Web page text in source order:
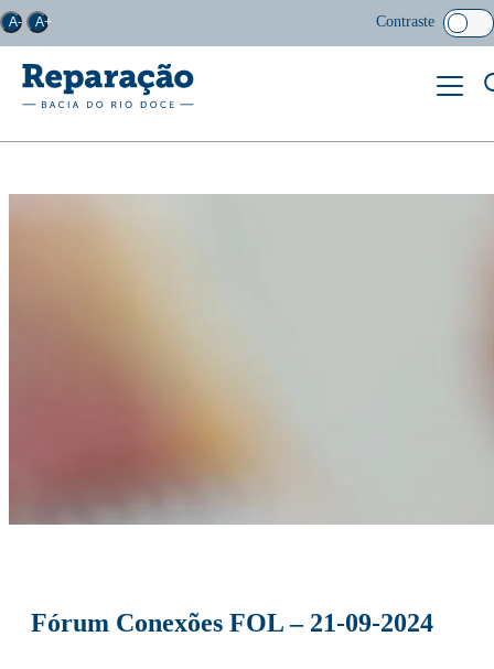
A- A+ Contraste
Fórum Conexões FOL – 21-09-2024